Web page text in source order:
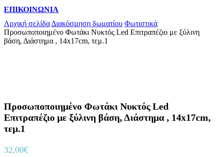
ΕΠΙΚΟΙΝΩΝΙΑ
Αρχική σελίδα Διακόσμηση δωματίου Φωτιστικά
Προσωποποιημένο Φωτάκι Νυκτός Led Επιτραπέζιο με ξύλινη
βάση, Διάστημα , 14x17cm, τεμ.1
Προσωποποιημένο Φωτάκι Νυκτός Led
Επιτραπέζιο με ξύλινη βάση, Διάστημα , 14x17cm,
τεμ.1
32,00€